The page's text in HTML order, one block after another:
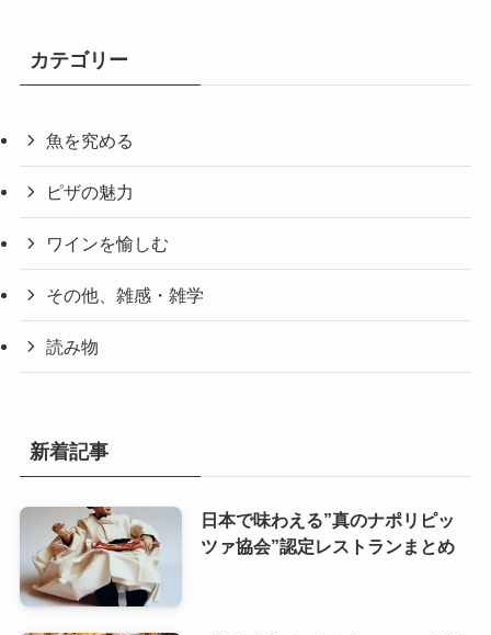
カテゴリー
魚を究める
ピザの魅力
ワインを愉しむ
その他、雑感・雑学
読み物
新着記事
日本で味わえる”真のナポリピッ
ツァ協会”認定レストランまとめ